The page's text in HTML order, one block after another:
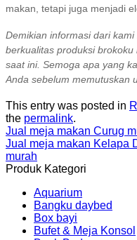
makan, tetapi juga menjadi
Demikian informasi dari
berkualitas produksi
saat ini. Semoga apa yang
Anda sebelum memutuskan
silahkan menuju produk
tombol WA untuk info lebih
This entry was posted in
the permalink.
Jual meja makan Curug
Jual meja makan Kelapa
murah
Produk Kategori
Aquarium
Bangku daybed
Box bayi
Bufet & Meja Konsol